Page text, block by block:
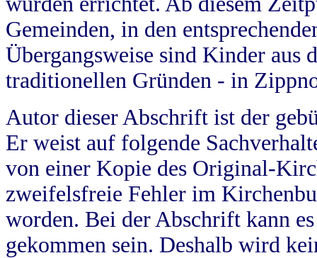
Gemeinden, in den
Übergangsweise sind Kinder aus
traditionellen Gründen - in
Autor dieser Abschrift ist der
Er weist auf folgende
von einer Kopie des Original-
zweifelsfreie Fehler im
worden. Bei der Abschrift kann
gekommen sein. Deshalb wird